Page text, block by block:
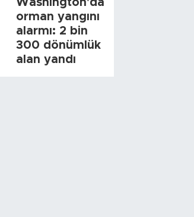
Washington'da
orman yangını
alarmı: 2 bin
300 dönümlük
alan yandı